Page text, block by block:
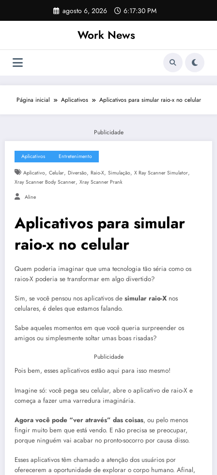
o
agosto 6, 2026 6:17:30 PM
Work News
Página inicial Aplicativos Aplicativos para simular raio-x no celular
Publicidade
Aplicativos Entretenimento
Aplicativo, Celular, Diversão, Raio-X, Simulação, X Ray Scanner Simulator,
Xray Scanner Body Scanner, Xray Scanner Prank
Aline
Aplicativos para simular
raio-x no celular
Quem poderia imaginar que uma tecnologia tão séria como os
raios-X poderia se transformar em algo divertido?
Sim, se você pensou nos aplicativos de simular raio-X nos
celulares, é deles que estamos falando.
Sabe aqueles momentos em que você queria surpreender os
amigos ou simplesmente soltar umas boas risadas?
Publicidade
Pois bem, esses aplicativos estão aqui para isso mesmo!
Imagine só: você pega seu celular, abre o aplicativo de raio-X e
começa a fazer uma varredura imaginária.
Agora você pode “ver através” das coisas, ou pelo menos
fingir muito bem que está vendo. E não precisa se preocupar,
porque ninguém vai acabar no pronto-socorro por causa disso.
Esses aplicativos têm chamado a atenção dos usuários por
oferecerem a oportunidade de explorar o corpo humano. Afinal,